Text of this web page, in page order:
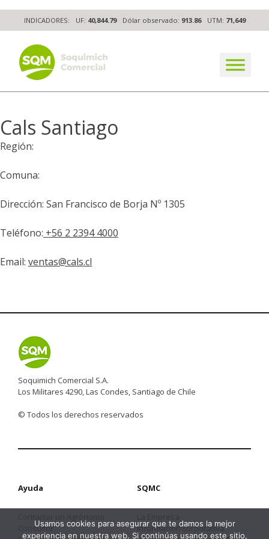
to
content
INDICADORES: UF: 40,844.79 Dólar observado: 913.86 UTM: 71,649
The worldwide business formula
Cals Santiago
Región:
Comuna:
Dirección: San Francisco de Borja Nº 1305
Teléfono: +56 2 2394 4000
Email: ventas@cals.cl
Soquimich Comercial S.A.
Los Militares 4290, Las Condes, Santiago de Chile
© Todos los derechos reservados
Ayuda
Consultor
SQMC
Información corporativa
Usamos cookies para asegurar que te damos la mejor
experiencia en nuestra web. Si continúas usando este sitio,